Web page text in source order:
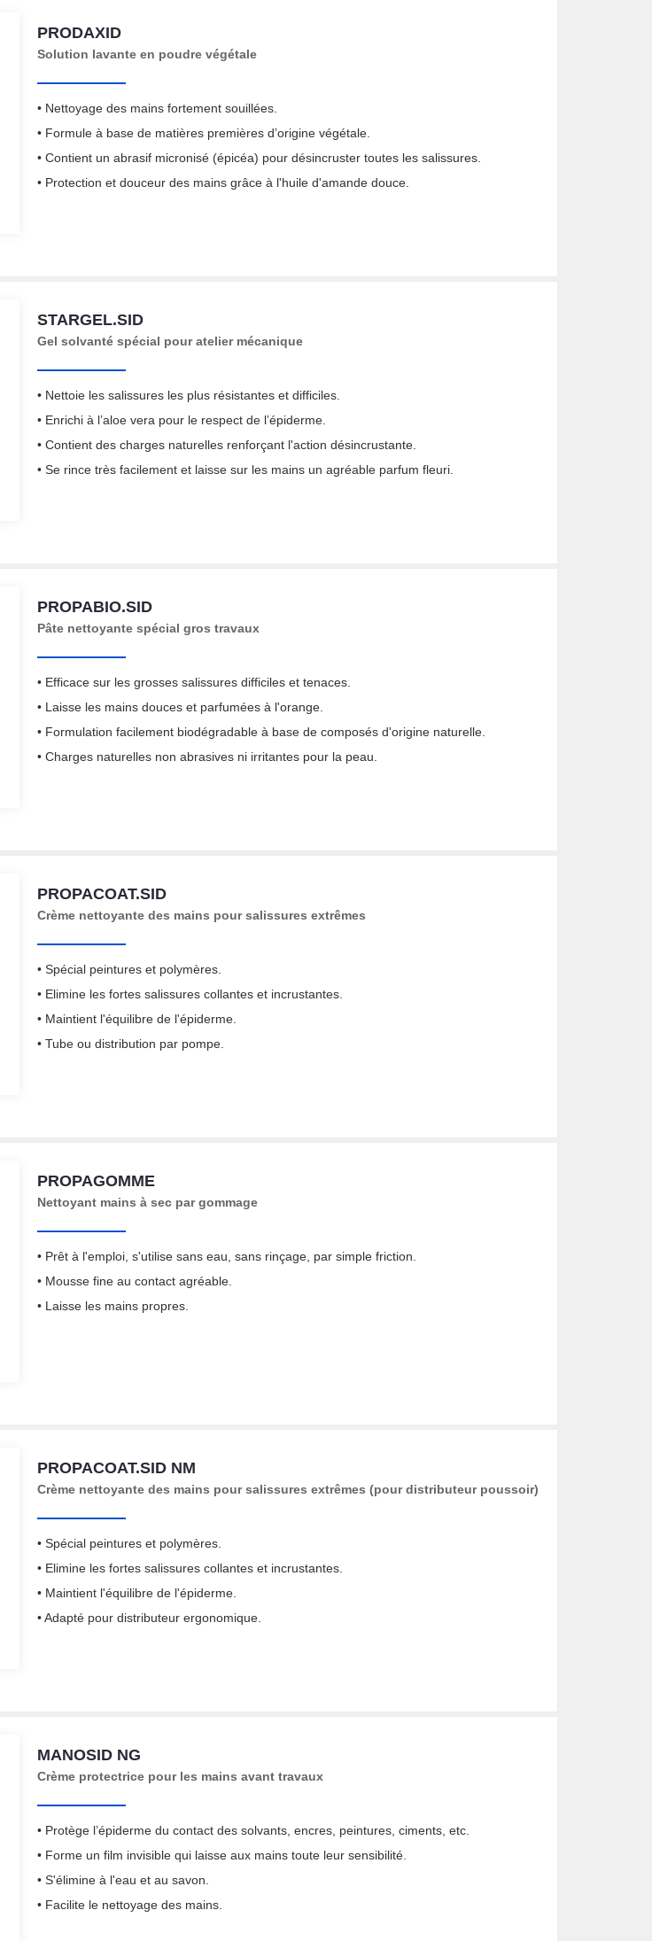
PRODAXID
Solution lavante en poudre végétale
• Nettoyage des mains fortement souillées.
• Formule à base de matières premières d’origine végétale.
• Contient un abrasif micronisé (épicéa) pour désincruster toutes les salissures.
• Protection et douceur des mains grâce à l'huile d'amande douce.
STARGEL.SID
Gel solvanté spécial pour atelier mécanique
• Nettoie les salissures les plus résistantes et difficiles.
• Enrichi à l’aloe vera pour le respect de l’épiderme.
• Contient des charges naturelles renforçant l'action désincrustante.
• Se rince très facilement et laisse sur les mains un agréable parfum fleuri.
PROPABIO.SID
Pâte nettoyante spécial gros travaux
• Efficace sur les grosses salissures difficiles et tenaces.
• Laisse les mains douces et parfumées à l'orange.
• Formulation facilement biodégradable à base de composés d'origine naturelle.
• Charges naturelles non abrasives ni irritantes pour la peau.
PROPACOAT.SID
Crème nettoyante des mains pour salissures extrêmes
• Spécial peintures et polymères.
• Elimine les fortes salissures collantes et incrustantes.
• Maintient l'équilibre de l'épiderme.
• Tube ou distribution par pompe.
PROPAGOMME
Nettoyant mains à sec par gommage
• Prêt à l'emploi, s'utilise sans eau, sans rinçage, par simple friction.
• Mousse fine au contact agréable.
• Laisse les mains propres.
PROPACOAT.SID NM
Crème nettoyante des mains pour salissures extrêmes (pour distributeur poussoir)
• Spécial peintures et polymères.
• Elimine les fortes salissures collantes et incrustantes.
• Maintient l'équilibre de l'épiderme.
• Adapté pour distributeur ergonomique.
MANOSID NG
Crème protectrice pour les mains avant travaux
• Protège l’épiderme du contact des solvants, encres, peintures, ciments, etc.
• Forme un film invisible qui laisse aux mains toute leur sensibilité.
• S'élimine à l'eau et au savon.
• Facilite le nettoyage des mains.